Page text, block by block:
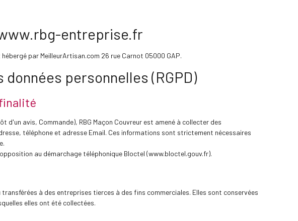
entreprise.fr
par MeilleurArtisan.com 26 rue Carnot 05000 GAP.
personnelles (RGPD)
d'un avis, Commande), RBG Maçon Couvreur est amené à collecter des
téléphone et adresse Email. Ces informations sont strictement nécessaires
au démarchage téléphonique Bloctel (www.bloctel.gouv.fr).
à des entreprises tierces à des fins commerciales. Elles sont conservées
elles ont été collectées.